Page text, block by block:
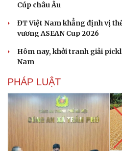
Du lịch
Tư vấn
check-in
Cúp châu Âu
ĐT Việt Nam khẳng định vị
vương ASEAN Cup 2026
Hôm nay, khởi tranh giải
Nam
PHÁP LUẬT